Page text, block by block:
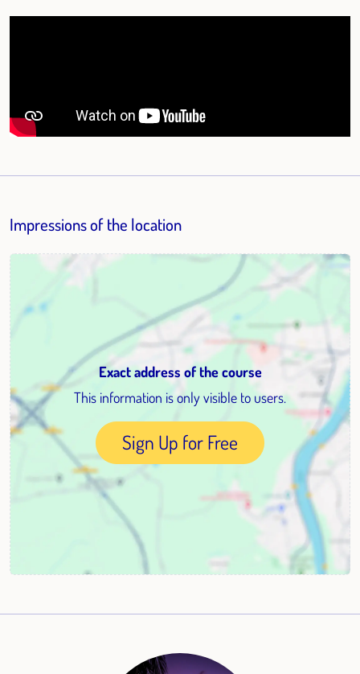
Impressions of the location
Exact address of the course
This information is only visible to users.
Sign Up for Free